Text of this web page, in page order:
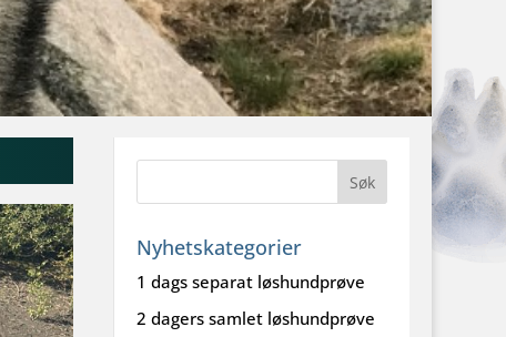
Nyhetskategorier
1 dags separat løshundprøve
2 dagers samlet løshundprøve